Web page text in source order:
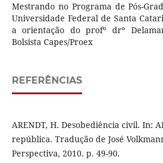
Mestrando no Programa de Pós-
Universidade Federal de Santa
a orientação do profº drº
Bolsista Capes/Proex
REFERÊNCIAS
ARENDT, H. Desobediência civil. In:
república. Tradução de José
Perspectiva, 2010. p. 49-90.